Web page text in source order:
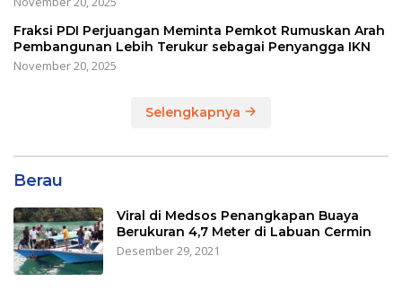
Fraksi PDI Perjuangan Meminta Pemkot Rumuskan Arah
Pembangunan Lebih Terukur sebagai Penyangga IKN
November 20, 2025
Selengkapnya
Berau
Viral di Medsos Penangkapan Buaya
Berukuran 4,7 Meter di Labuan Cermin
Desember 29, 2021